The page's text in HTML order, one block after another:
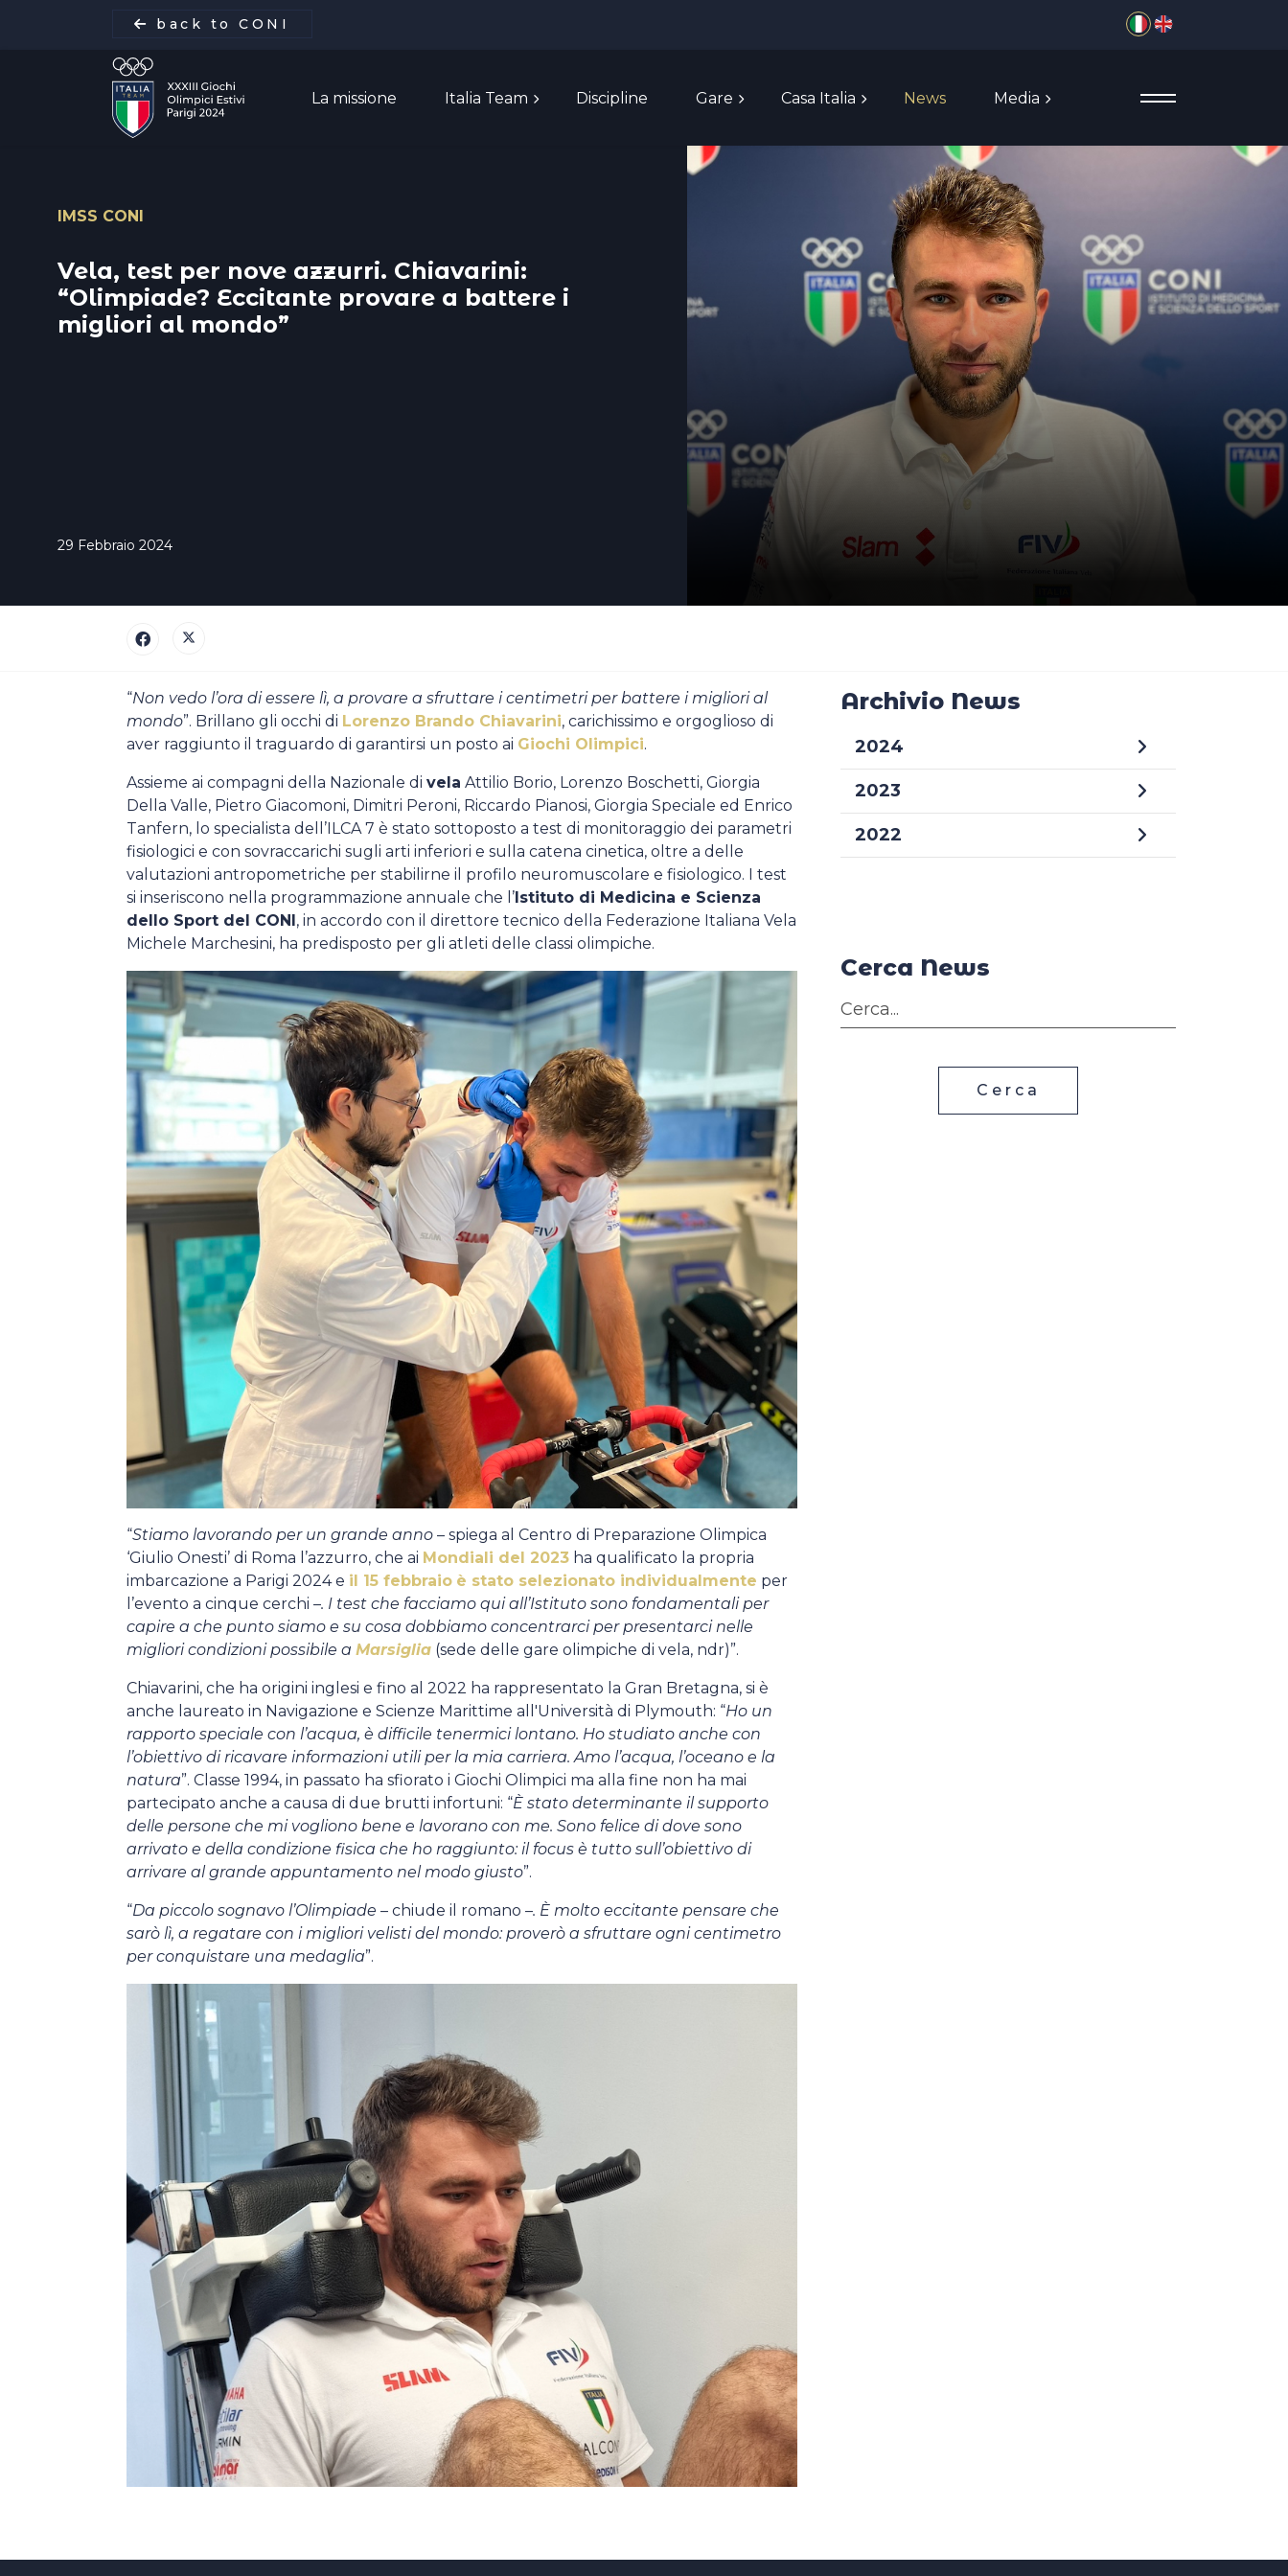
back to CONI Seleziona la tua lingua
La missione Italia Team Discipline Gare Casa Italia News Media
La missione
Italia Team
Discipline
Media
IMSS CONI
Vela, test per nove azzurri. Chiavarini:
“Olimpiade? Eccitante provare a battere i
migliori al mondo”
29 Febbraio 2024
“Non vedo l’ora di essere lì, a provare a sfruttare i centimetri per battere i migliori al
mondo”. Brillano gli occhi di Lorenzo Brando Chiavarini, carichissimo e orgoglioso di
aver raggiunto il traguardo di garantirsi un posto ai Giochi Olimpici.
Assieme ai compagni della Nazionale di vela Attilio Borio, Lorenzo Boschetti, Giorgia
Della Valle, Pietro Giacomoni, Dimitri Peroni, Riccardo Pianosi, Giorgia Speciale ed Enrico
Tanfern, lo specialista dell’ILCA 7 è stato sottoposto a test di monitoraggio dei parametri
fisiologici e con sovraccarichi sugli arti inferiori e sulla catena cinetica, oltre a delle
valutazioni antropometriche per stabilirne il profilo neuromuscolare e fisiologico. I test
si inseriscono nella programmazione annuale che l’Istituto di Medicina e Scienza
dello Sport del CONI, in accordo con il direttore tecnico della Federazione Italiana Vela
Michele Marchesini, ha predisposto per gli atleti delle classi olimpiche.
“Stiamo lavorando per un grande anno – spiega al Centro di Preparazione Olimpica
‘Giulio Onesti’ di Roma l’azzurro, che ai Mondiali del 2023 ha qualificato la propria
imbarcazione a Parigi 2024 e il 15 febbraio è stato selezionato individualmente per
l’evento a cinque cerchi –. I test che facciamo qui all’Istituto sono fondamentali per
capire a che punto siamo e su cosa dobbiamo concentrarci per presentarci nelle
migliori condizioni possibile a Marsiglia (sede delle gare olimpiche di vela, ndr)”.
Chiavarini, che ha origini inglesi e fino al 2022 ha rappresentato la Gran Bretagna, si è
anche laureato in Navigazione e Scienze Marittime all'Università di Plymouth: “Ho un
rapporto speciale con l’acqua, è difficile tenermici lontano. Ho studiato anche con
l’obiettivo di ricavare informazioni utili per la mia carriera. Amo l’acqua, l’oceano e la
natura”. Classe 1994, in passato ha sfiorato i Giochi Olimpici ma alla fine non ha mai
partecipato anche a causa di due brutti infortuni: “È stato determinante il supporto
delle persone che mi vogliono bene e lavorano con me. Sono felice di dove sono
arrivato e della condizione fisica che ho raggiunto: il focus è tutto sull’obiettivo di
arrivare al grande appuntamento nel modo giusto”.
“Da piccolo sognavo l’Olimpiade – chiude il romano –. È molto eccitante pensare che
sarò lì, a regatare con i migliori velisti del mondo: proverò a sfruttare ogni centimetro
per conquistare una medaglia”.
Archivio News
2024
2023
2022
Cerca News
Cerca